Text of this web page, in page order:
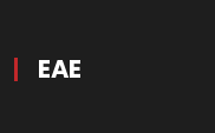
EAE